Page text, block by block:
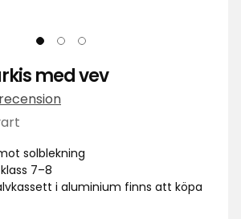
med vev
solblekning
7–8
i aluminium finns att köpa